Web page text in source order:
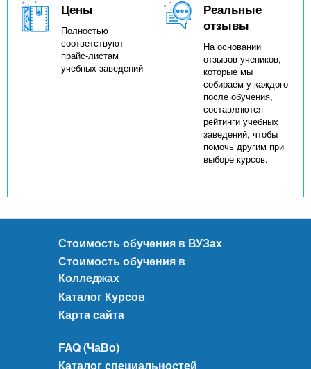
Цены
Полностью
соответствуют
прайс-листам
учебных заведений
Реальные
отзывы
На основании
отзывов учеников,
которые мы
собираем у каждого
после обучения,
составляются
рейтинги учебных
заведений, чтобы
помочь другим при
выборе курсов.
Стоимость обучения в ВУЗах
Стоимость обучения в
Колледжах
Каталог Курсов
Карта сайта
FAQ (ЧаВо)
Каталог специальностей